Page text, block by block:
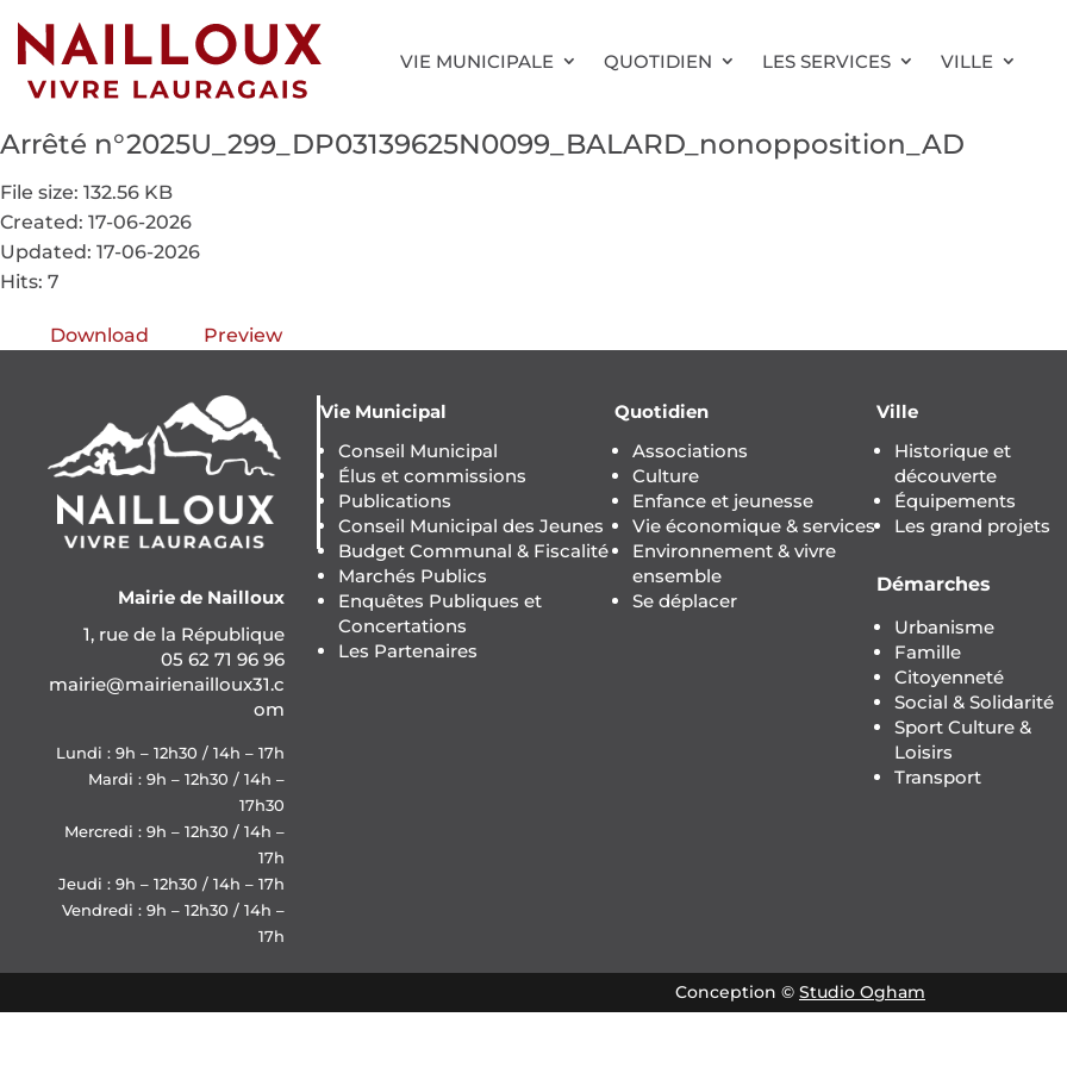
VIE MUNICIPALE QUOTIDIEN LES SERVICES VILLE
Arrêté n°2025U_299_DP03139625N0099_BALARD_nonopposition_AD
File size: 132.56 KB
Created: 17-06-2026
Updated: 17-06-2026
Hits: 7
Download Preview
Mairie de Nailloux
1, rue de la République
05 62 71 96 96
mairie@mairienailloux31.c
om
Lundi : 9h – 12h30 / 14h – 17h
Mardi : 9h – 12h30 / 14h –
17h30
Mercredi : 9h – 12h30 / 14h –
17h
Jeudi : 9h – 12h30 / 14h – 17h
Vendredi : 9h – 12h30 / 14h –
17h
Vie Municipal
Conseil Municipal
Élus et commissions
Publications
Conseil Municipal des Jeunes
Budget Communal & Fiscalité
Marchés Publics
Enquêtes Publiques et
Concertations
Les Partenaires
Quotidien
Associations
Culture
Enfance et jeunesse
Vie économique & services
Environnement & vivre
ensemble
Se déplacer
Ville
Historique et
découverte
Équipements
Les grand projets
Démarches
Urbanisme
Famille
Citoyenneté
Social & Solidarité
Sport Culture &
Loisirs
Transport
Conception © Studio Ogham